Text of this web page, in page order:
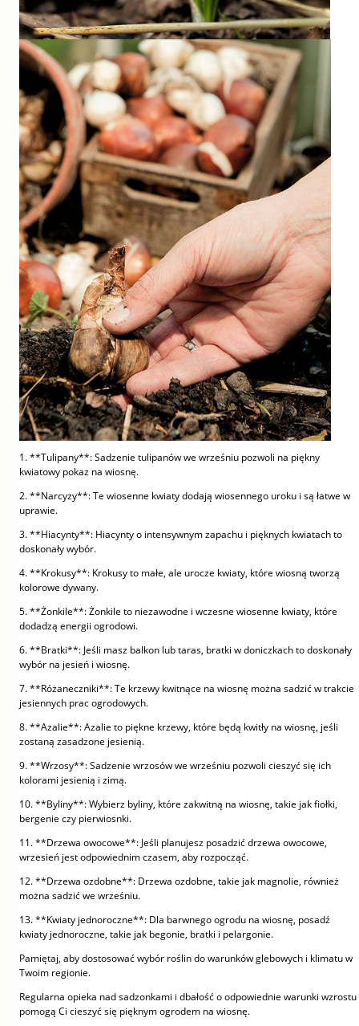
1. **Tulipany**: Sadzenie tulipanów we wrześniu pozwoli na piękny
kwiatowy pokaz na wiosnę.
2. **Narcyzy**: Te wiosenne kwiaty dodają wiosennego uroku i są łatwe w
uprawie.
3. **Hiacynty**: Hiacynty o intensywnym zapachu i pięknych kwiatach to
doskonały wybór.
4. **Krokusy**: Krokusy to małe, ale urocze kwiaty, które wiosną tworzą
kolorowe dywany.
5. **Żonkile**: Żonkile to niezawodne i wczesne wiosenne kwiaty, które
dodadzą energii ogrodowi.
6. **Bratki**: Jeśli masz balkon lub taras, bratki w doniczkach to doskonały
wybór na jesień i wiosnę.
7. **Różaneczniki**: Te krzewy kwitnące na wiosnę można sadzić w trakcie
jesiennych prac ogrodowych.
8. **Azalie**: Azalie to piękne krzewy, które będą kwitły na wiosnę, jeśli
zostaną zasadzone jesienią.
9. **Wrzosy**: Sadzenie wrzosów we wrześniu pozwoli cieszyć się ich
kolorami jesienią i zimą.
10. **Byliny**: Wybierz byliny, które zakwitną na wiosnę, takie jak fiołki,
bergenie czy pierwiosnki.
11. **Drzewa owocowe**: Jeśli planujesz posadzić drzewa owocowe,
wrzesień jest odpowiednim czasem, aby rozpocząć.
12. **Drzewa ozdobne**: Drzewa ozdobne, takie jak magnolie, również
można sadzić we wrześniu.
13. **Kwiaty jednoroczne**: Dla barwnego ogrodu na wiosnę, posadź
kwiaty jednoroczne, takie jak begonie, bratki i pelargonie.
Pamiętaj, aby dostosować wybór roślin do warunków glebowych i klimatu w
Twoim regionie.
Regularna opieka nad sadzonkami i dbałość o odpowiednie warunki wzrostu
pomogą Ci cieszyć się pięknym ogrodem na wiosnę.